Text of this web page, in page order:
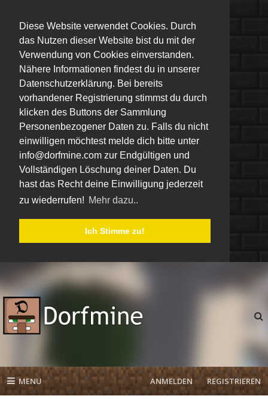
Diese Website verwendet Cookies. Durch
das Nutzen dieser Website bist du mit der
Verwendung von Cookies einverstanden.
Nähere Informationen findest du in unserer
Datenschutzerklärung. Bei bereits
vorhandener Registrierung stimmst du durch
klicken des Buttons der Sammlung
Personenbezogener Daten zu. Falls du nicht
einwilligen möchtest melde dich bitte unter
info@dorfmine.com zur Endgültigen und
Vollständigen Löschung deiner Daten. Du
hast das Recht deine Einwilligung jederzeit
zu wiederrufen! Mehr dazu..
Ich Stimme zu!
MENU ANMELDEN REGISTRIEREN